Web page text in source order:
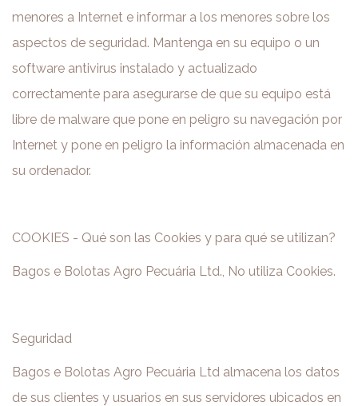
menores a Internet e informar a los menores sobre los
aspectos de seguridad. Mantenga en su equipo o un
software antivirus instalado y actualizado
correctamente para asegurarse de que su equipo está
libre de malware que pone en peligro su navegación por
Internet y pone en peligro la información almacenada en
su ordenador.
COOKIES - Qué son las Cookies y para qué se utilizan?
Bagos e Bolotas Agro Pecuária Ltd., No utiliza Cookies.
Seguridad
Bagos e Bolotas Agro Pecuária Ltd almacena los datos
de sus clientes y usuarios en sus servidores ubicados en